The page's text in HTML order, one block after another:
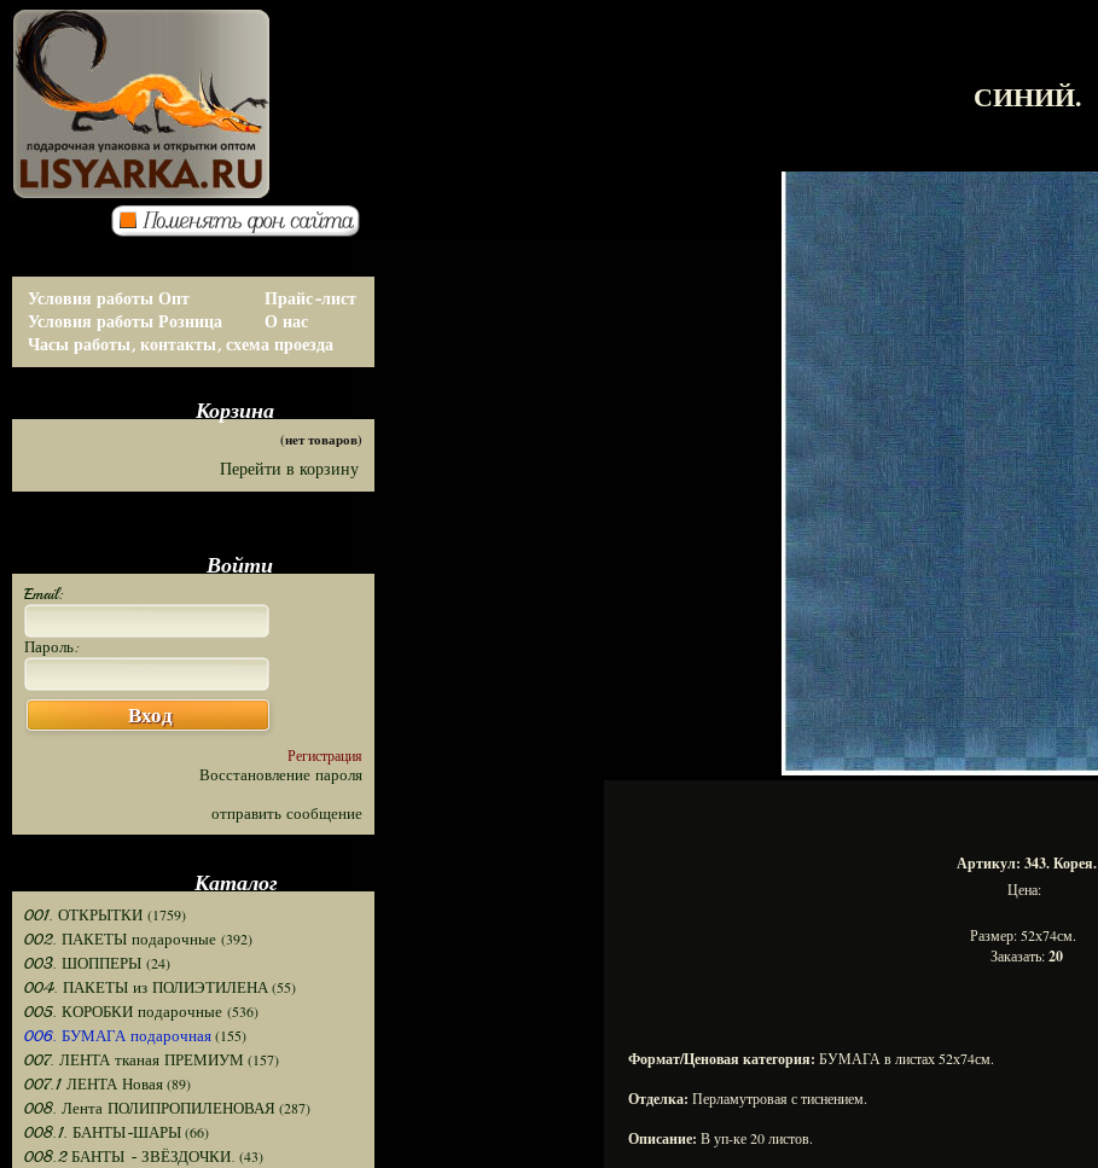
Условия работы Опт
Условия работы Розница
Прайс-лист
О нас
Часы работы, контакты, схема проезда
Корзина
(нет товаров)
Перейти в корзину
Войти
Email:
Пароль:
Вход
Регистрация
Восстановление пароля
отправить сообщение
Каталог
001. ОТКРЫТКИ (1759)
002. ПАКЕТЫ подарочные (392)
003. ШОППЕРЫ (24)
004. ПАКЕТЫ из ПОЛИЭТИЛЕНА(55)
005. КОРОБКИ подарочные (536)
006. БУМАГА подарочная(155)
007. ЛЕНТА тканая ПРЕМИУМ (157)
007.1 ЛЕНТА Новая(89)
008. Лента ПОЛИПРОПИЛЕНОВАЯ (287)
008.1. БАНТЫ-ШАРЫ(66)
008.2 БАНТЫ - ЗВЁЗДОЧКИ. (43)
СИНИЙ.
Артикул: 343. Корея.
Цена:
Размер: 52х74см.
Заказать:20
Формат/Ценовая категория: БУМАГА в листах 52х74см.
Отделка: Перламутровая с тиснением.
Описание: В уп-ке 20 листов.